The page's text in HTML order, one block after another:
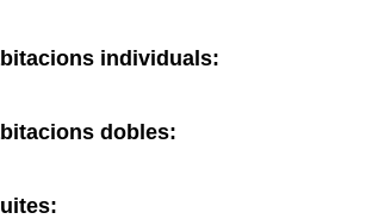
individuals:
dobles: